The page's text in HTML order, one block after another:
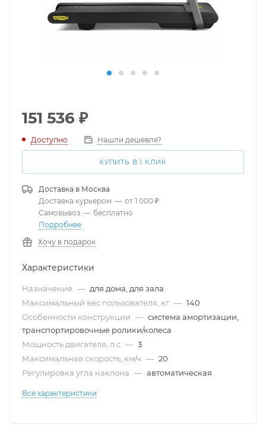
151 536 ₽
Доступно Нашли дешевле?
КУПИТЬ В 1 КЛИК
Доставка в Москва
Доставка курьером — от 1 000 ₽
Самовывоз — бесплатно
Подробнее
Хочу в подарок
Характеристики
Назначение — для дома, для зала
Максимальный вес пользователя, кг — 140
Особенности конструкции — система амортизации,
транспортировочные ролики/колеса
Мощность двигателя, л.с — 3
Максимальная скорость, км/ч — 20
Регулировка угла наклона — автоматическая
Все характеристики